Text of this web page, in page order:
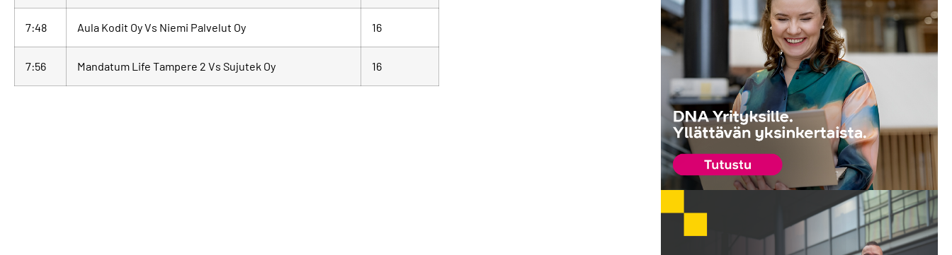
7:48 Aula Kodit Oy Vs Niemi Palvelut Oy 16
7:56 Mandatum Life Tampere 2 Vs Sujutek Oy 16